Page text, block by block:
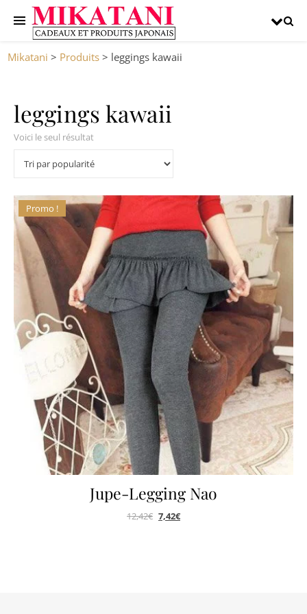
Mikatani > Produits > leggings kawaii
leggings kawaii
Voici le seul résultat
Promo !
Jupe-Legging Nao
12,42€ 7,42€